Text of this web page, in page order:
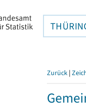
Zurück |